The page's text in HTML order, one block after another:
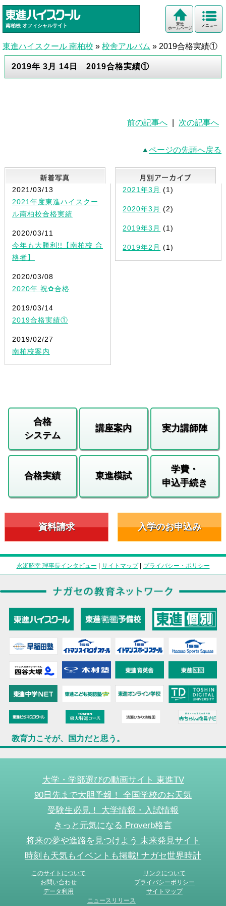
南柏校 オフィシャルサイト メニュー
東進
ホームページ
東進ハイスクール 南柏校 » 校舎アルバム » 2019合格実績①
2019年 3月 14日 2019合格実績①
前の記事へ 次の記事へ
ページの先頭へ戻る
新着写真
2021/03/13
2021年度東進ハイスクー
ル南柏校合格実績
2020/03/11
今年も大勝利!!【南柏校 合
格者】
2020/03/08
2020年 祝✿合格
2019/03/14
2019合格実績①
2019/02/27
南柏校案内
2021年3月 (1)
2020年3月 (2)
2019年3月 (1)
2019年2月 (1)
合格
システム
講座案内 実力講師陣
合格実績 東進模試
学費・
申込手続き
資料請求 入学のお申込み
永瀬昭幸 理事長インタビュー | サイトマップ| プライバシー・ポリシー
教育力こそが、国力だと思う。
大学・学部選びの動画サイト 東進TV
90日先まで大胆予報！ 全国学校のお天気
受験生必見！ 大学情報・入試情報
きっと元気になる Proverb格言
将来の夢や進路を見つけよう 未来発見サイト
時刻も天気もイベントも掲載! ナガセ世界時計
このサイトについて
リンクについて
お問い合わせ
プライバシーポリシー
データ利用
サイトマップ
ニュースリリース